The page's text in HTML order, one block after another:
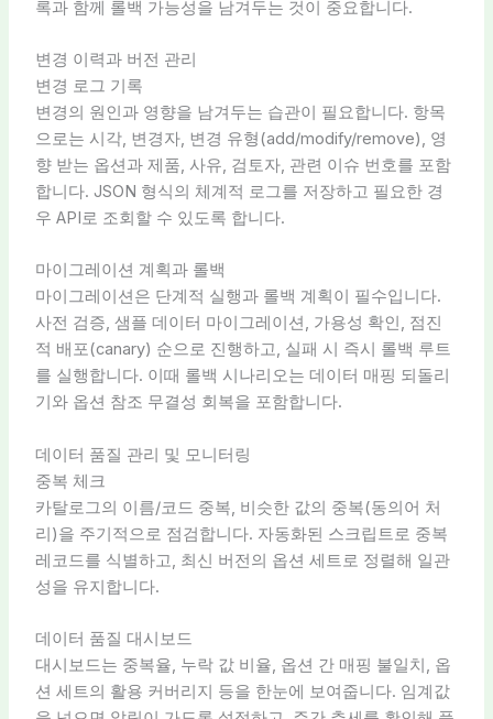
록과 함께 롤백 가능성을 남겨두는 것이 중요합니다.
변경 이력과 버전 관리
변경 로그 기록
변경의 원인과 영향을 남겨두는 습관이 필요합니다. 항목
으로는 시각, 변경자, 변경 유형(add/modify/remove), 영
향 받는 옵션과 제품, 사유, 검토자, 관련 이슈 번호를 포함
합니다. JSON 형식의 체계적 로그를 저장하고 필요한 경
우 API로 조회할 수 있도록 합니다.
마이그레이션 계획과 롤백
마이그레이션은 단계적 실행과 롤백 계획이 필수입니다.
사전 검증, 샘플 데이터 마이그레이션, 가용성 확인, 점진
적 배포(canary) 순으로 진행하고, 실패 시 즉시 롤백 루트
를 실행합니다. 이때 롤백 시나리오는 데이터 매핑 되돌리
기와 옵션 참조 무결성 회복을 포함합니다.
데이터 품질 관리 및 모니터링
중복 체크
카탈로그의 이름/코드 중복, 비슷한 값의 중복(동의어 처
리)을 주기적으로 점검합니다. 자동화된 스크립트로 중복
레코드를 식별하고, 최신 버전의 옵션 세트로 정렬해 일관
성을 유지합니다.
데이터 품질 대시보드
대시보드는 중복율, 누락 값 비율, 옵션 간 매핑 불일치, 옵
션 세트의 활용 커버리지 등을 한눈에 보여줍니다. 임계값